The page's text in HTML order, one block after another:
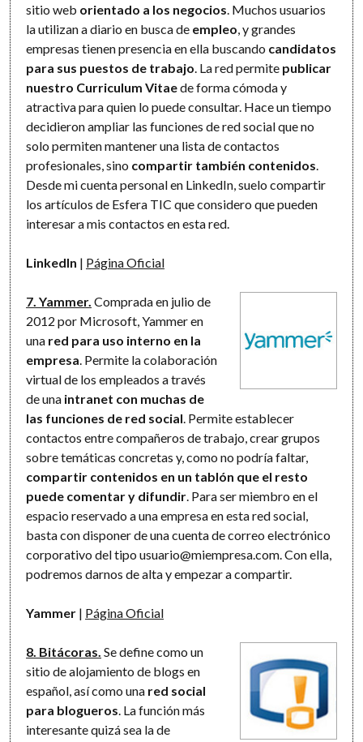
sitio web orientado a los negocios . Muchos usuarios
la utilizan a diario en busca de empleo , y grandes
empresas tienen presencia en ella buscando candidatos
para sus puestos de trabajo . La red permite publicar
nuestro Curriculum Vitaede forma cómoda y
atractiva para quien lo puede consultar. Hace un tiempo
decidieron ampliar las funciones de red social que no
solo permiten mantener una lista de contactos
profesionales, sino compartir también contenidos
Desde mi cuenta personal en LinkedIn, suelo compartir
los artículos de Esfera TIC que considero que pueden
interesar a mis contactos en esta red.
LinkedIn | Página Oficial
7. Yammer. Comprada en julio de
2012 por Microsoft, Yammer en
una red para uso interno en la
empresa . Permite la colaboración
virtual de los empleados a través
de una intranet con muchas de
las funciones de red social . Permite establecer
contactos entre compañeros de trabajo, crear grupos
sobre temáticas concretas y, como no podría faltar,
compartir contenidos en un tablón que el resto
puede comentar y difundir . Para ser miembro en el
espacio reservado a una empresa en esta red social,
basta con disponer de una cuenta de correo electrónico
corporativo del tipo usuario@miempresa.com. Con ella,
podremos darnos de alta y empezar a compartir.
Yammer | Página Oficial
8. Bitácoras. Se define como un
sitio de alojamiento de blogs en
español, así como una red social
para blogueros . La función más
interesante quizá sea la de